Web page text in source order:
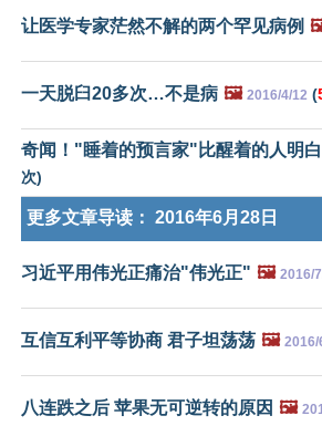
让医学专家茫然不解的两个罕见病例
一天脱臼20多次…不是病 🖼️ 2016/4/12 (
奇闻！"睡着的预言家"比醒着的人明白
次)
更多文章导读： 2016年6月28日
习近平用伟光正痛治"伟光正" 🖼️ 2016/
互信互利平等协商 君子坦荡荡 🖼️ 2016/
八连跌之后 苹果无可逆转的原因 🖼️